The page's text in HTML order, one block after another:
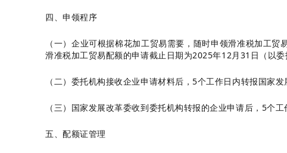
四、申领程序
（一）企业可根据棉花加工贸易需要，随时申领滑准税加工
滑准税加工贸易配额的申请截止日期为2025年12月31日（以委
（二）委托机构接收企业申请材料后，5个工作日内转报国家发
（三）国家发展改革委收到委托机构转报的企业申请后，5个
五、配额证管理